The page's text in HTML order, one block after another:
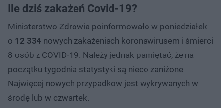
Ile dziś zakażeń Covid-19?
Ministerstwo Zdrowia poinformowało w poniedziałek
o 12 334 nowych zakażeniach koronawirusem i śmierci
8 osób z COVID-19. Należy jednak pamiętać, że na
początku tygodnia statystyki są nieco zaniżone.
Najwięcej nowych przypadków jest wykrywanych w
środę lub w czwartek.